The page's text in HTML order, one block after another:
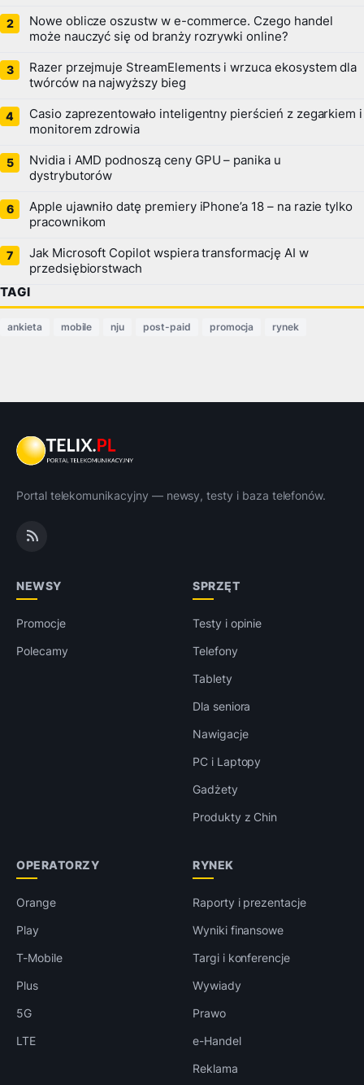
Nowe oblicze oszustw w e-commerce. Czego handel
może nauczyć się od branży rozrywki online?
Razer przejmuje StreamElements i wrzuca ekosystem dla
twórców na najwyższy bieg
Casio zaprezentowało inteligentny pierścień z zegarkiem i
monitorem zdrowia
Nvidia i AMD podnoszą ceny GPU – panika u
dystrybutorów
Apple ujawniło datę premiery iPhone’a 18 – na razie tylko
pracownikom
Jak Microsoft Copilot wspiera transformację AI w
przedsiębiorstwach
TAGI
ankieta mobile nju post-paid promocja rynek
Portal telekomunikacyjny — newsy, testy i baza telefonów.
NEWSY
Promocje
Polecamy
SPRZĘT
Testy i opinie
Telefony
Tablety
Dla seniora
Nawigacje
PC i Laptopy
Gadżety
Produkty z Chin
OPERATORZY
Orange
Play
T-Mobile
Plus
5G
LTE
RYNEK
Raporty i prezentacje
Wyniki finansowe
Targi i konferencje
Wywiady
Prawo
e-Handel
Reklama